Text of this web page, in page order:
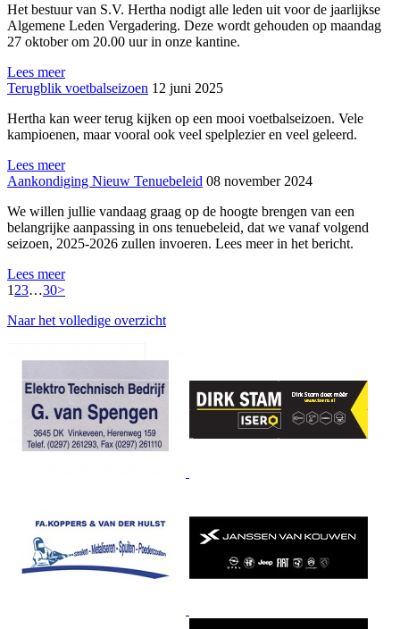
Het bestuur van S.V. Hertha nodigt alle leden uit voor de jaarlijkse
Algemene Leden Vergadering. Deze wordt gehouden op maandag
27 oktober om 20.00 uur in onze kantine.
Lees meer
Terugblik voetbalseizoen 12 juni 2025
Hertha kan weer terug kijken op een mooi voetbalseizoen. Vele
kampioenen, maar vooral ook veel spelplezier en veel geleerd.
Lees meer
Aankondiging Nieuw Tenuebeleid 08 november 2024
We willen jullie vandaag graag op de hoogte brengen van een
belangrijke aanpassing in ons tenuebeleid, dat we vanaf volgend
seizoen, 2025-2026 zullen invoeren. Lees meer in het bericht.
Lees meer
1 23…30>
Naar het volledige overzicht